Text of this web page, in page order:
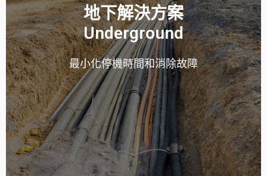
地下解決方案
Underground
最小化停機時間和消除故障
Underground Solutions
現代電力分配網絡極其複雜，使地下維護變得極具挑戰性
和耗時。
READ MORE